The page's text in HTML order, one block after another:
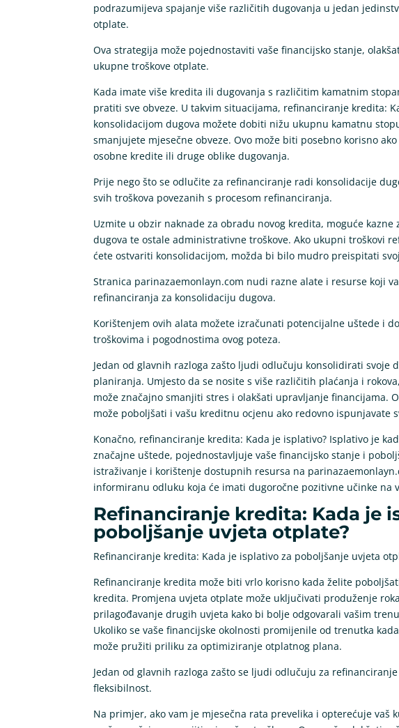
podrazumijeva spajanje više različitih dugovanja u jedan
otplate.
Ova strategija može pojednostaviti vaše financijsko stanje,
ukupne troškove otplate.
Kada imate više kredita ili dugovanja s različitim kamatnim
pratiti sve obveze. U takvim situacijama, refinanciranje kredita:
konsolidacijom dugova možete dobiti nižu ukupnu kamatnu
smanjujete mjesečne obveze. Ovo može biti posebno korisno
osobne kredite ili druge oblike dugovanja.
Prije nego što se odlučite za refinanciranje radi konsolidacije
svih troškova povezanih s procesom refinanciranja.
Uzmite u obzir naknade za obradu novog kredita, moguće
dugova te ostale administrativne troškove. Ako ukupni troškovi
ćete ostvariti konsolidacijom, možda bi bilo mudro preispitati
Stranica parinazaemonlayn.com nudi razne alate i resurse koji
refinanciranja za konsolidaciju dugova.
Korištenjem ovih alata možete izračunati potencijalne uštede i
troškovima i pogodnostima ovog poteza.
Jedan od glavnih razloga zašto ljudi odlučuju konsolidirati svoje
planiranja. Umjesto da se nosite s više različitih plaćanja i
može značajno smanjiti stres i olakšati upravljanje financijama.
može poboljšati i vašu kreditnu ocjenu ako redovno ispunjavate
Konačno, refinanciranje kredita: Kada je isplativo? Isplativo je
značajne uštede, pojednostavljuje vaše financijsko stanje i
istraživanje i korištenje dostupnih resursa na
informiranu odluku koja će imati dugoročne pozitivne učinke na
Refinanciranje kredita: Kada je
poboljšanje uvjeta otplate?
Refinanciranje kredita: Kada je isplativo za poboljšanje uvjeta
Refinanciranje kredita može biti vrlo korisno kada želite
kredita. Promjena uvjeta otplate može uključivati produženje
prilagođavanje drugih uvjeta kako bi bolje odgovarali vašim
Ukoliko se vaše financijske okolnosti promijenile od trenutka
može pružiti priliku za optimiziranje otplatnog plana.
Jedan od glavnih razloga zašto se ljudi odlučuju za
fleksibilnost.
Na primjer, ako vam je mjesečna rata prevelika i opterećuje